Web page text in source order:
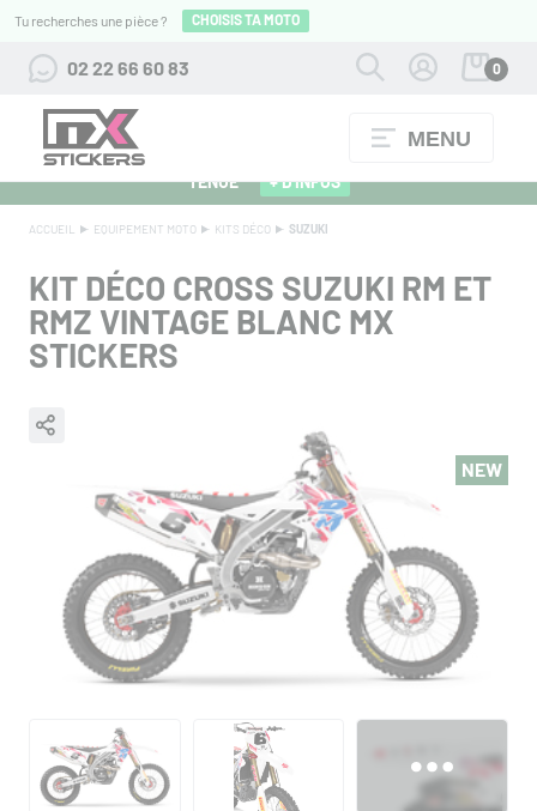
Tu recherches une pièce ? CHOISIS TA MOTO
02 22 66 60 83 0
MENU
ALPINESTARS 27 : FLOCAGE OFFERT POUR L'ACHAT D'UNE
TENUE
+ D'INFOS
ACCUEIL EQUIPEMENT MOTO KITS DÉCO SUZUKI
KIT DÉCO CROSS SUZUKI RM ET
RMZ VINTAGE BLANC MX
STICKERS
NEW